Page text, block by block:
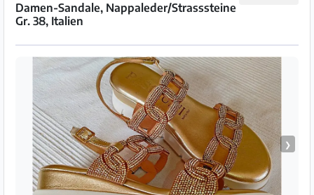
FAQ
Damen-Sandale, Nappaleder/Strasssteine
Gr. 38, Italien
❯